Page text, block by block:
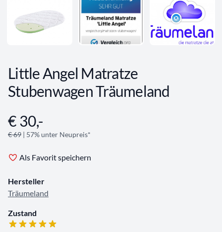
Little Angel Matratze
Stubenwagen Träumeland
Angebotsinformationen
€ 30,-
€ 69 | 57% unter Neupreis*
Als Favorit speichern
Hersteller
Träumeland
Zustand